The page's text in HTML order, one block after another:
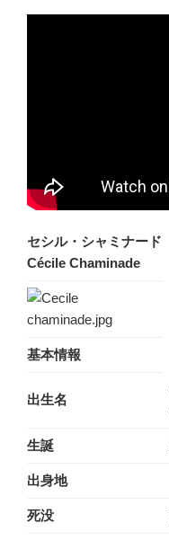
セシル・シャミナード
Cécile Chaminade
基本情報
出生名
生誕
出身地
死没